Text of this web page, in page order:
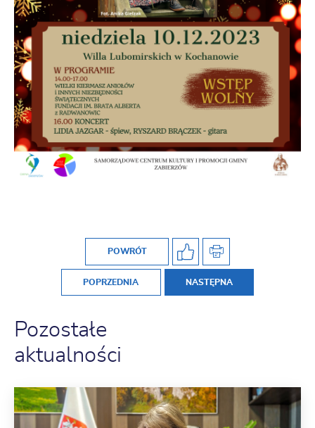
POWRÓT
POPRZEDNIA NASTĘPNA
Pozostałe
aktualności